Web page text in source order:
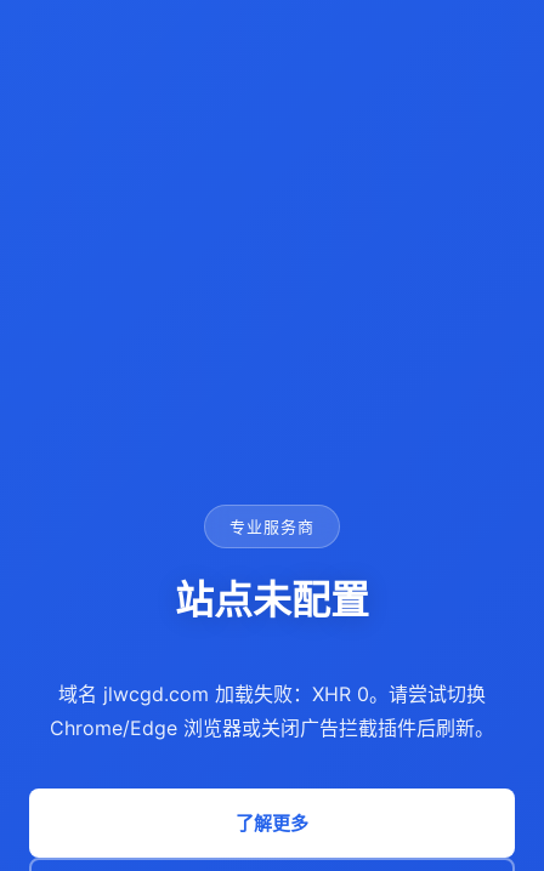
专业服务商
站点未配置
域名 jlwcgd.com 加载失败：XHR 0。请尝试切换
Chrome/Edge 浏览器或关闭广告拦截插件后刷新。
了解更多